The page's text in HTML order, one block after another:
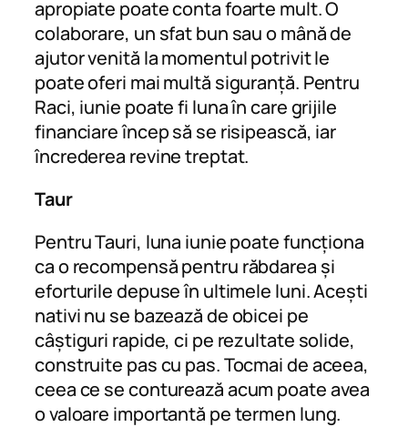
apropiate poate conta foarte mult. O
colaborare, un sfat bun sau o mână de
ajutor venită la momentul potrivit le
poate oferi mai multă siguranță. Pentru
Raci, iunie poate fi luna în care grijile
financiare încep să se risipească, iar
încrederea revine treptat.
Taur
Pentru Tauri, luna iunie poate funcționa
ca o recompensă pentru răbdarea și
eforturile depuse în ultimele luni. Acești
nativi nu se bazează de obicei pe
câștiguri rapide, ci pe rezultate solide,
construite pas cu pas. Tocmai de aceea,
ceea ce se conturează acum poate avea
o valoare importantă pe termen lung.